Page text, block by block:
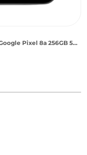
Pixel 8a 256GB 5G, Obsidian